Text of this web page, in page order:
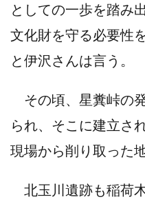
としての一歩を踏み
文化財を守る必要性
と伊沢さんは言う。
その頃、星糞峠の
られ、そこに建立さ
現場から削り取った
北玉川遺跡も稲荷